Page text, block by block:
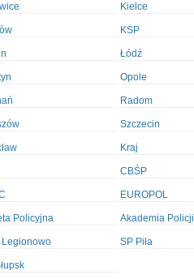
Kielce
KSP
Łódź
Opole
Radom
Szczecin
Kraj
CBŚP
EUROPOL
Policyjna Akademia Policji
Legionowo SP Piła